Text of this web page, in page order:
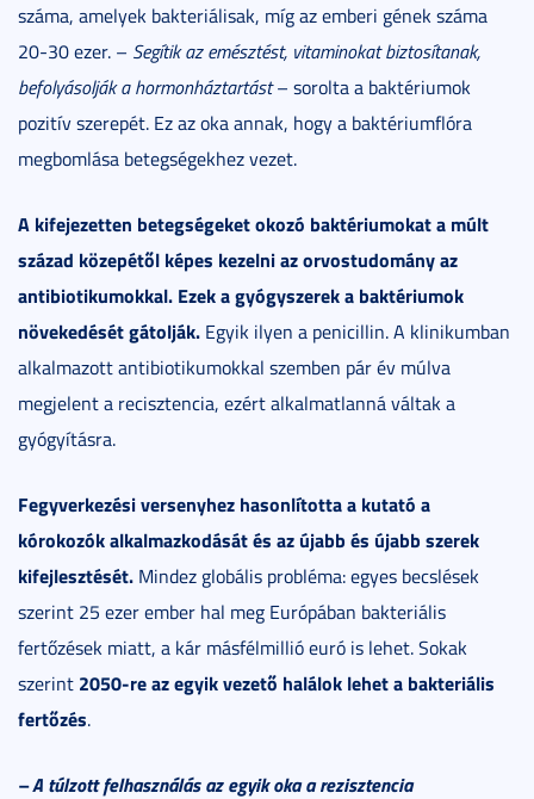
száma, amelyek bakteriálisak, míg az emberi gének száma
20-30 ezer. – Segítik az emésztést, vitaminokat biztosítanak,
befolyásolják a hormonháztartást– sorolta a baktériumok
pozitív szerepét. Ez az oka annak, hogy a baktériumflóra
megbomlása betegségekhez vezet.
A kifejezetten betegségeket okozó baktériumokat a múlt
század közepétől képes kezelni az orvostudomány az
antibiotikumokkal. Ezek a gyógyszerek a baktériumok
növekedését gátolják. Egyik ilyen a penicillin. A klinikumban
alkalmazott antibiotikumokkal szemben pár év múlva
megjelent a recisztencia, ezért alkalmatlanná váltak a
gyógyításra.
Fegyverkezési versenyhez hasonlította a kutató a
kórokozók alkalmazkodását és az újabb és újabb szerek
kifejlesztését. Mindez globális probléma: egyes becslések
szerint 25 ezer ember hal meg Európában bakteriális
fertőzések miatt, a kár másfélmillió euró is lehet. Sokak
szerint 2050-re az egyik vezető halálok lehet a bakteriális
fertőzés.
– A túlzott felhasználás az egyik oka a rezisztencia